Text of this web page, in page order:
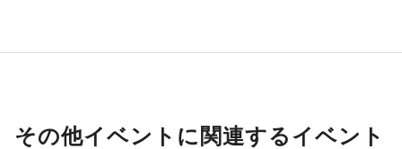
その他イベントに関連するイベント